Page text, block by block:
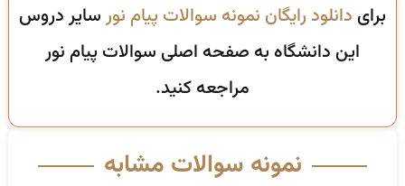
برای دانلود رایگان نمونه سوالات پیام نورسایر دروس
این دانشگاه به صفحه اصلی سوالات پیام نور
مراجعه کنید.
نمونه سوالات مشابه